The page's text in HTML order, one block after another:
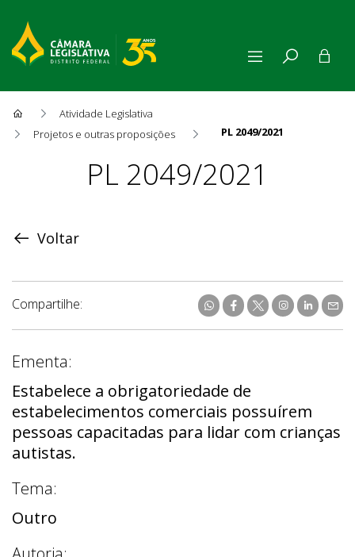
Atividade Legislativa
Projetos e outras proposições
PL 2049/2021
ProposiçãoPL 2049/2021
Voltar
Compartilhe:
Ementa:
Estabelece a obrigatoriedade de
estabelecimentos comerciais possuírem
pessoas capacitadas para lidar com crianças
autistas.
Tema:
Outro